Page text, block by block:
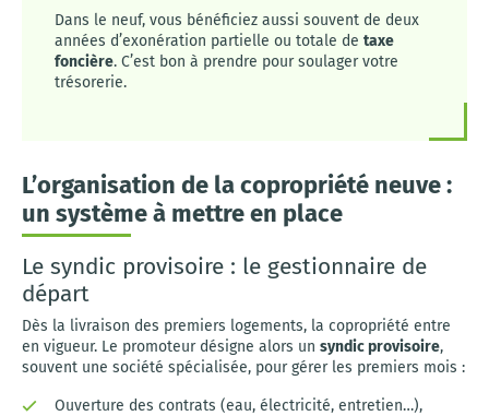
Dans le neuf, vous bénéficiez aussi souvent de deux
années d’exonération partielle ou totale de taxe
foncière. C’est bon à prendre pour soulager votre
trésorerie.
L’organisation de la copropriété neuve :
un système à mettre en place
Le syndic provisoire : le gestionnaire de
départ
Dès la livraison des premiers logements, la copropriété entre
en vigueur. Le promoteur désigne alors un syndic provisoire,
souvent une société spécialisée, pour gérer les premiers mois :
Ouverture des contrats (eau, électricité, entretien…),